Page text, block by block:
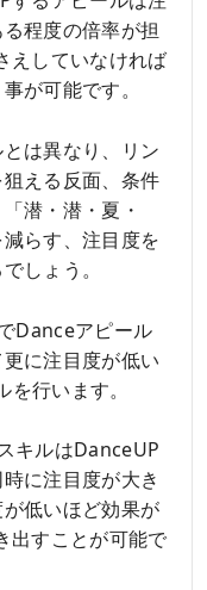
程度の倍率が担
えしていなければ
が可能です。
は異なり、リン
える反面、条件
潜・潜・夏・
らす、注目度を
しょう。
Danceアピール
に注目度が低い
行います。
キルはDanceUP
に注目度が大き
低いほど効果が
出すことが可能で